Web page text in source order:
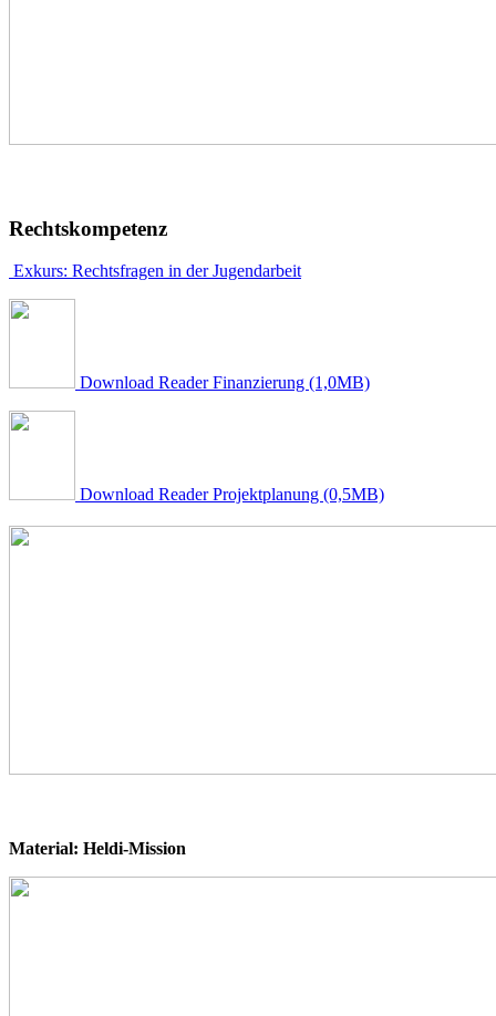
Rechtskompetenz
Exkurs: Rechtsfragen in der Jugendarbeit
Download Reader Finanzierung (1,0MB)
Download Reader Projektplanung (0,5MB)
Material: Heldi-Mission